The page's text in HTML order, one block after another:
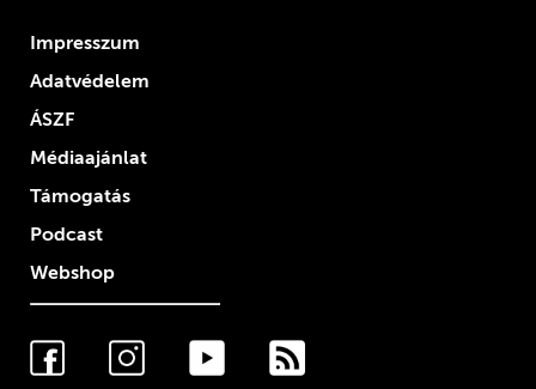
Impresszum
Adatvédelem
ÁSZF
Médiaajánlat
Támogatás
Podcast
Webshop